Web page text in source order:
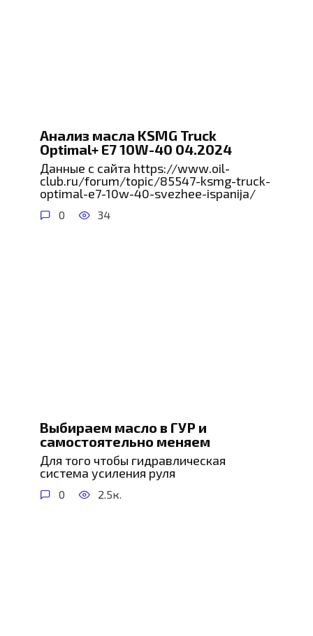
Анализ масла KSMG Truck
Optimal+ E7 10W-40 04.2024
Данные с сайта https://www.oil-
club.ru/forum/topic/85547-ksmg-truck-
optimal-e7-10w-40-svezhee-ispanija/
0 34
Выбираем масло в ГУР и
самостоятельно меняем
Для того чтобы гидравлическая
система усиления руля
0 2.5к.